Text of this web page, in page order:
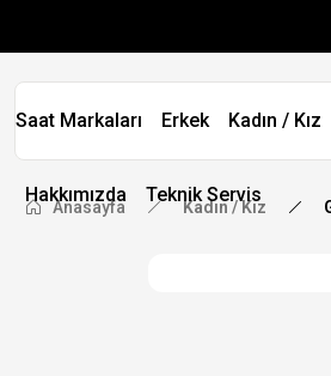
Saat Markaları Erkek Kadın / Kız
Hakkımızda Teknik Servis
Anasayfa Kadın / Kız